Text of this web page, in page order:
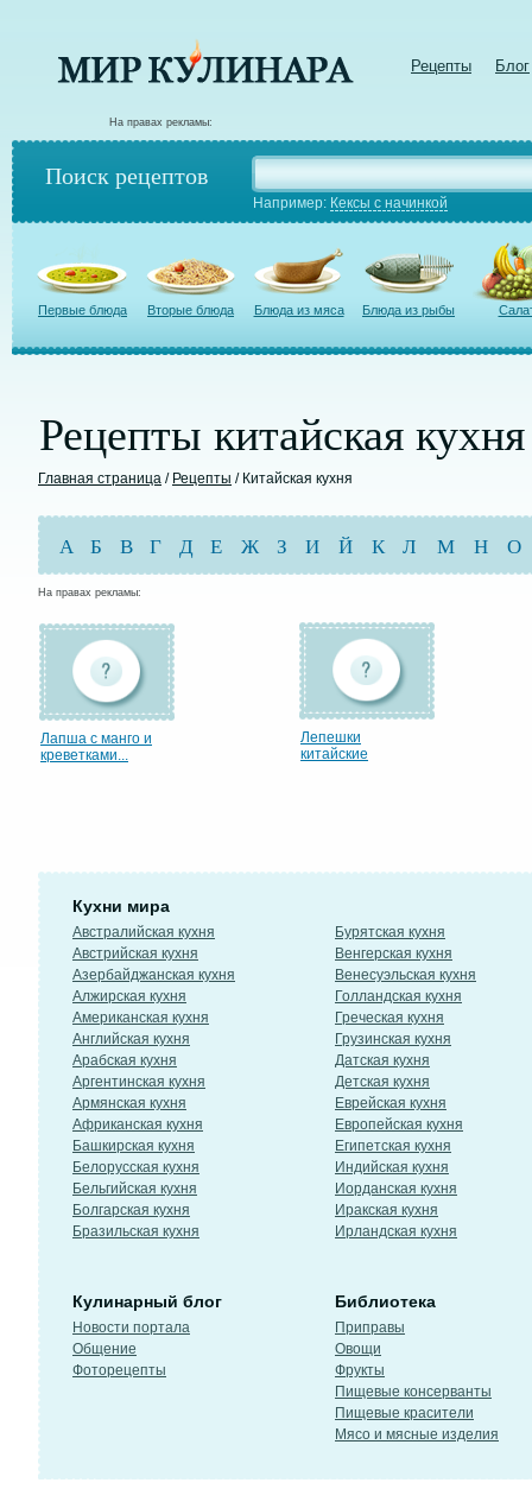
Рецепты Блог
На правах рекламы:
Поиск рецептов
Например: Кексы с начинкой
Первые блюда Вторые блюда Блюда из мяса Блюда из рыбы
Рецепты китайская кухня
Главная страница / Рецепты / Китайская кухня
А Б В Г Д Е Ж З И Й К Л М Н О
На правах рекламы:
Лапша с манго и
креветками...
Лепешки
китайские
Кухни мира
Австралийская кухня
Австрийская кухня
Азербайджанская кухня
Алжирская кухня
Американская кухня
Английская кухня
Арабская кухня
Аргентинская кухня
Армянская кухня
Африканская кухня
Башкирская кухня
Белорусская кухня
Бельгийская кухня
Болгарская кухня
Бразильская кухня
Бурятская кухня
Венгерская кухня
Венесуэльская кухня
Голландская кухня
Греческая кухня
Грузинская кухня
Датская кухня
Детская кухня
Еврейская кухня
Европейская кухня
Египетская кухня
Индийская кухня
Иорданская кухня
Иракская кухня
Ирландская кухня
Кулинарный блог
Новости портала
Общение
Фоторецепты
Библиотека
Приправы
Овощи
Фрукты
Пищевые консерванты
Пищевые красители
Мясо и мясные изделия